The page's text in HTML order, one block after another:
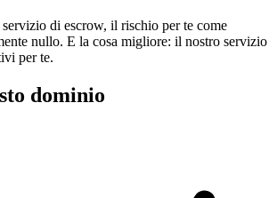
di escrow, il rischio per te come
nullo. E la cosa migliore: il nostro servizio
per te.
dominio